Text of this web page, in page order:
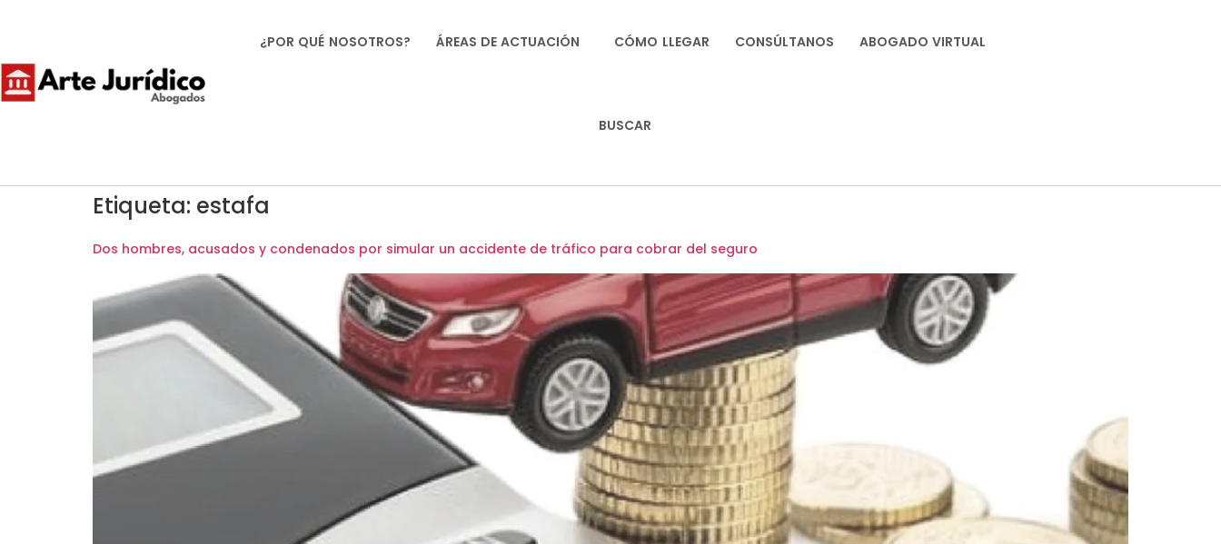
¿POR QUÉ NOSOTROS? ÁREAS DE ACTUACIÓN CÓMO LLEGAR CONSÚLTANOS ABOGADO VIRTUAL
BUSCAR
Etiqueta: estafa
Dos hombres, acusados y condenados por simular un accidente de tráfico para cobrar del seguro